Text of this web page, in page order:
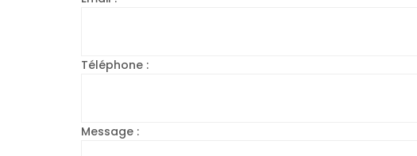
Téléphone :
Message :